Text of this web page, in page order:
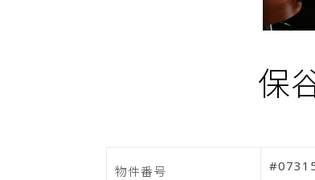
保
物件番号